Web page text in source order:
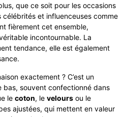
que ce soit pour les occasions
et influenceuses comme
fièrement cet ensemble,
incontournable. La
tendance, elle est également
exactement ? C’est un
bas, souvent confectionné dans
le coton, le velours ou le
ajustées, qui mettent en valeur